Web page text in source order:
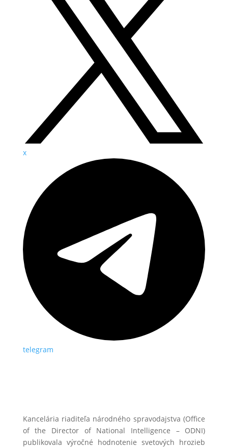
x
telegram
Kancelária riaditeľa národného spravodajstva (Office
of the Director of National Intelligence – ODNI)
publikovala výročné hodnotenie svetových hrozieb